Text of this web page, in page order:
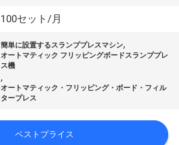
100セット/月
簡単に設置するスランププレスマシン,
オートマティック フリッピングボードスランププレ
ス機
,
オートマティック・フリッピング・ボード・フィル
タープレス
ベストプライス